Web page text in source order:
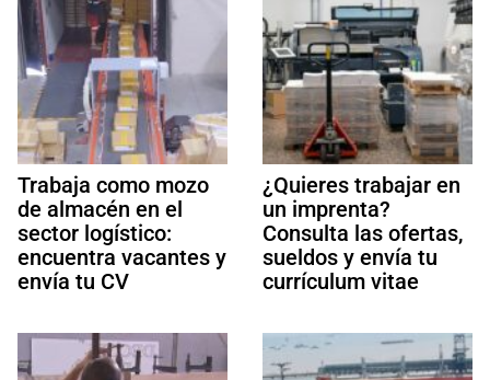
Trabaja como mozo
de almacén en el
sector logístico:
encuentra vacantes y
envía tu CV
¿Quieres trabajar en
un imprenta?
Consulta las ofertas,
sueldos y envía tu
currículum vitae